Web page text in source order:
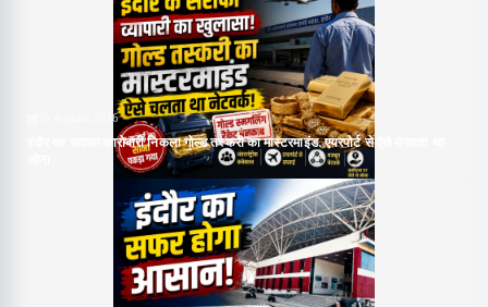
06 August 2026
इंदौर का सराफा कारोबारी निकला गोल्ड तस्करी का मास्टरमाइंड, एयरपोर्ट से ऐसे मंगवाता था